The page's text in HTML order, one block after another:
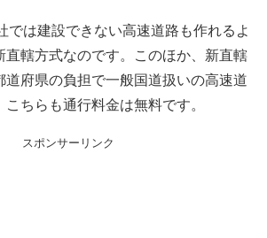
では建設できない高速道路も作れるよ
直轄方式なのです。このほか、新直轄
道府県の負担で一般国道扱いの高速道
ちらも通行料金は無料です。
スポンサーリンク